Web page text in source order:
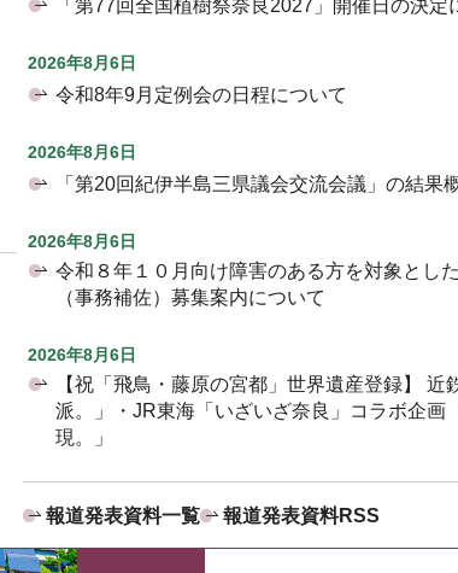
「第77回全国植樹祭奈良2027」開催日の決定
2026年8月6日
令和8年9月定例会の日程について
2026年8月6日
「第20回紀伊半島三県議会交流会議」の結果
2026年8月6日
令和８年１０月向け障害のある方を対象とし
（事務補佐）募集案内について
2026年8月6日
【祝「飛鳥・藤原の宮都」世界遺産登録】 近
派。」・JR東海「いざいざ奈良」コラボ企画
現。」
報道発表資料一覧 報道発表資料RSS